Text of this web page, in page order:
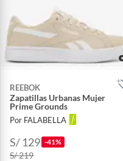
REEBOK
Zapatillas Urbanas Mujer
Prime Grounds
Por FALABELLA
S/ 129 -41%
S/ 219